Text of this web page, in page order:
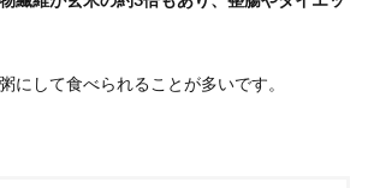
にして食べられることが多いです。